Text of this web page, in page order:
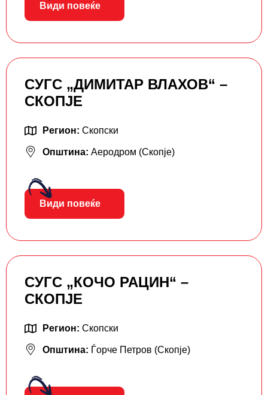
Види повеќе
СУГС „ДИМИТАР ВЛАХОВ“ –
СКОПЈЕ
Регион: Скопски
Општина: Аеродром (Скопје)
Види повеќе
СУГС „КОЧО РАЦИН“ –
СКОПЈЕ
Регион: Скопски
Општина: Ѓорче Петров (Скопје)